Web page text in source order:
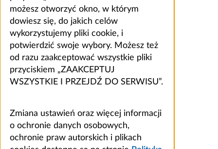
możesz otworzyć okno, w którym
dowiesz się, do jakich celów
wykorzystujemy pliki cookie, i
potwierdzić swoje wybory. Możesz też
od razu zaakceptować wszystkie pliki
przyciskiem „ZAAKCEPTUJ
WSZYSTKIE I PRZEJDŹ DO SERWISU”.
Zmiana ustawień oraz więcej informacji
o ochronie danych osobowych,
ochronie praw autorskich i plikach